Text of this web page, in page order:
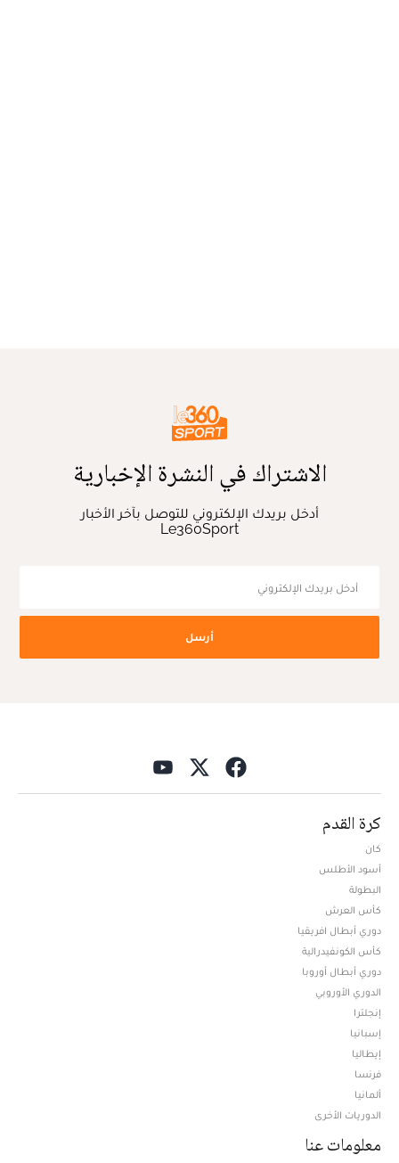
الاشتراك في النشرة الإخبارية
أدخل بريدك الإلكتروني للتوصل بآخر الأخبار
Le360Sport
أرسل
كرة القدم
كان
أسود الأطلس
البطولة
كأس العرش
دوري أبطال افريقيا
كأس الكونفيدرالية
دوري أبطال أوروبا
الدوري الأوروبي
إنجلترا
إسبانيا
إيطاليا
فرنسا
ألمانيا
الدوريات الأخرى
معلومات عنا